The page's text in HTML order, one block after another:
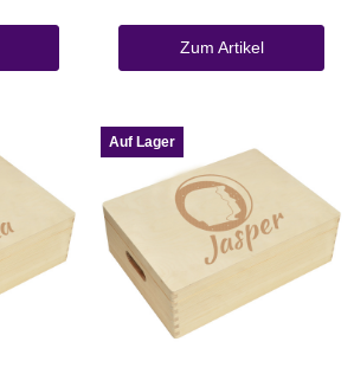
Zum Artikel
Auf Lager